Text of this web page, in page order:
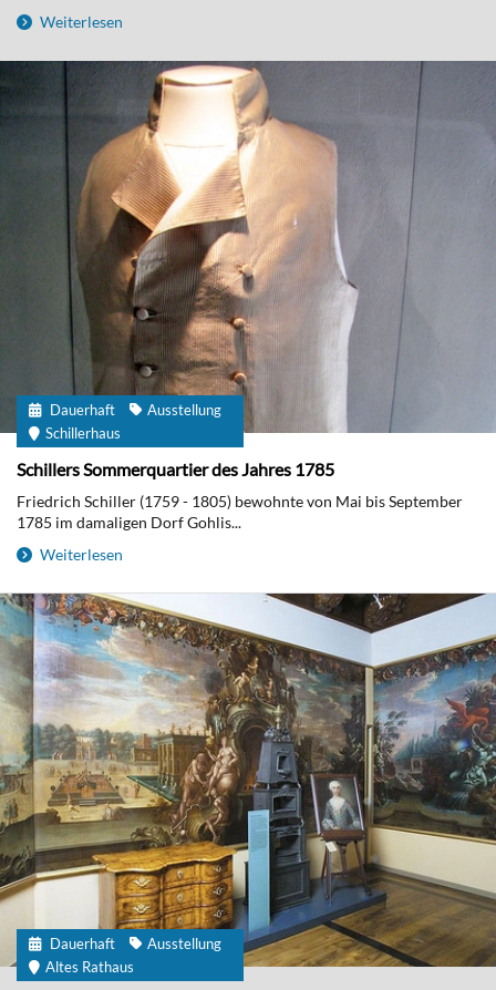
Weiterlesen
Dauerhaft
Ausstellung
Schillerhaus
Schillers Sommerquartier des Jahres 1785
Friedrich Schiller (1759 - 1805) bewohnte von Mai bis September
1785 im damaligen Dorf Gohlis...
Weiterlesen
Dauerhaft
Ausstellung
Altes Rathaus